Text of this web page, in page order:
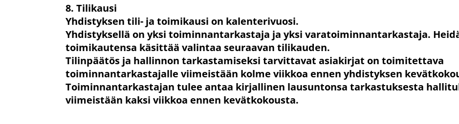
8. Tilikausi
Yhdistyksen tili- ja toimikausi on kalenterivuosi.
Yhdistyksellä on yksi toiminnantarkastaja ja yksi varatoiminnantarkastaja.
toimikautensa käsittää valintaa seuraavan tilikauden.
Tilinpäätös ja hallinnon tarkastamiseksi tarvittavat asiakirjat on toimitettava
toiminnantarkastajalle viimeistään kolme viikkoa ennen yhdistyksen
Toiminnantarkastajan tulee antaa kirjallinen lausuntonsa tarkastuksesta
viimeistään kaksi viikkoa ennen kevätkokousta.